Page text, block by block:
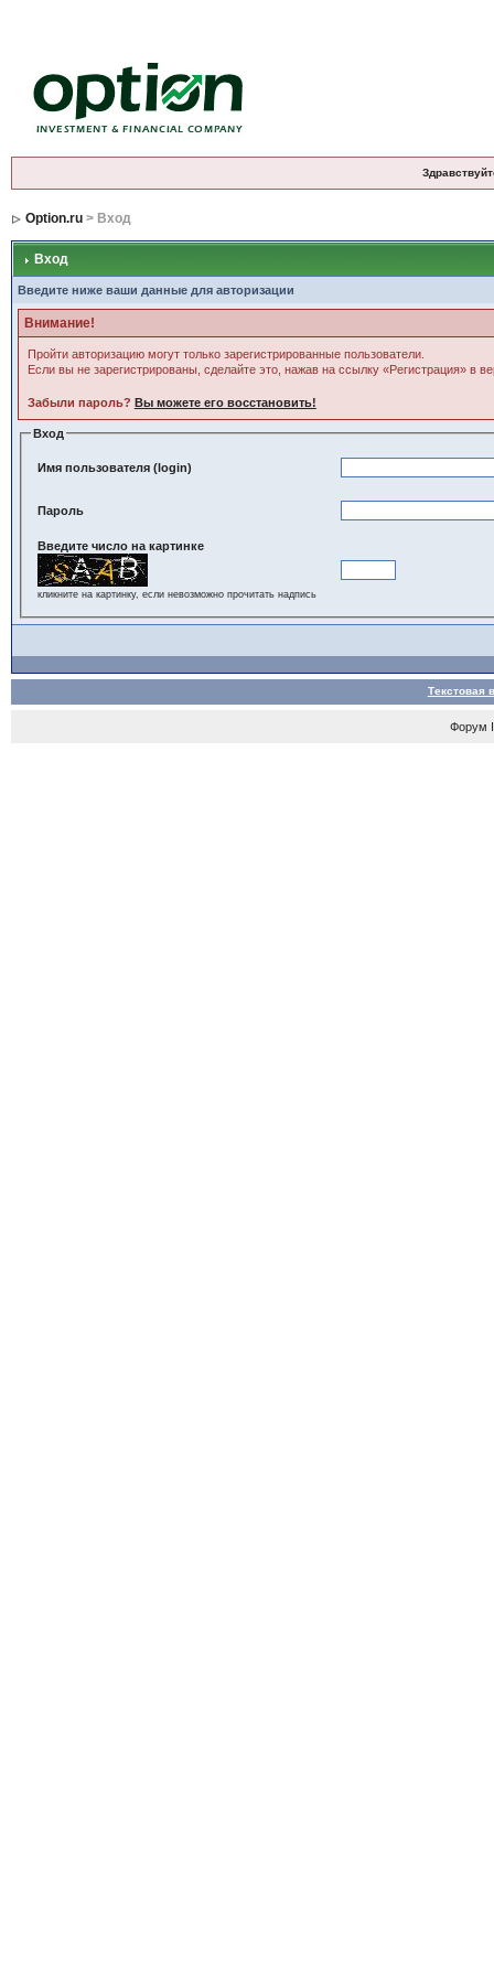
Option.ru> Вход
Вход
Введите ниже ваши данные для авторизации
Внимание!
Пройти авторизацию могут только зарегистрированные пользователи.
Если вы не зарегистрированы, сделайте это, нажав на ссылку «Регистрация» в
Забыли пароль? Вы можете его восстановить!
Вход
Имя пользователя (login)
Пароль
Введите число на картинке
кликните на картинку, если невозможно прочитать надпись
Текстовая
Форум